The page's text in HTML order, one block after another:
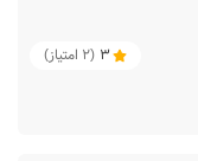
3
(
2 امتیاز)